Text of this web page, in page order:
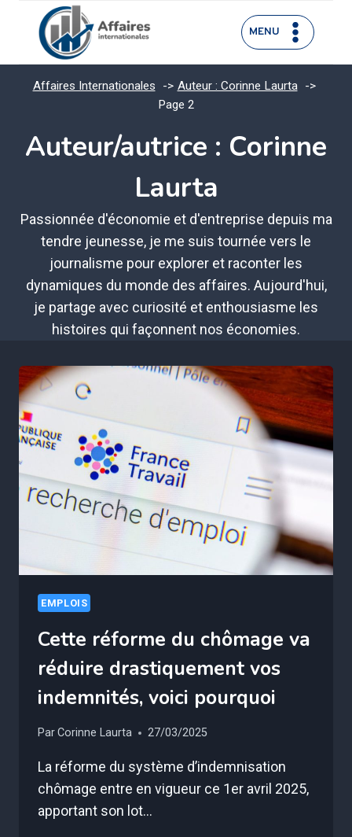
contenu
MENU
Affaires Internationales
Auteur : Corinne Laurta
Page 2
Auteur/autrice : Corinne
Laurta
Passionnée d'économie et d'entreprise depuis ma
tendre jeunesse, je me suis tournée vers le
journalisme pour explorer et raconter les
dynamiques du monde des affaires. Aujourd'hui,
je partage avec curiosité et enthousiasme les
histoires qui façonnent nos économies.
EMPLOIS
Cette réforme du chômage va
réduire drastiquement vos
indemnités, voici pourquoi
ParCorinne Laurta 27/03/2025
La réforme du système d’indemnisation
chômage entre en vigueur ce 1er avril 2025,
apportant son lot…